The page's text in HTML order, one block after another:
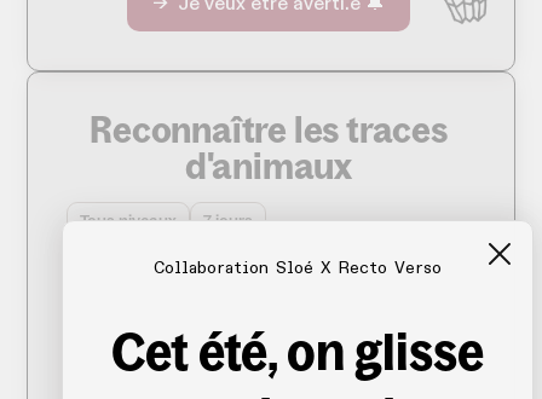
→ Je veux être averti.e 🔔
Reconnaître les traces
d'animaux
Tous niveaux 7 jours
Apprenez à repérer et lire les indices
empreintes, comment les identifier,
distinguer une empreinte fraïche...
Collaboration Sloé X Recto Verso
Cet été, on glisse